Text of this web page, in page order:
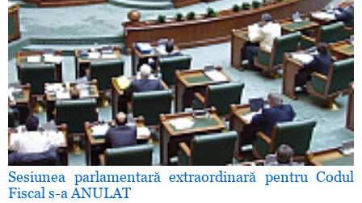
Sesiunea parlamentară extraordinară pentru Codul
Fiscal s-a ANULAT